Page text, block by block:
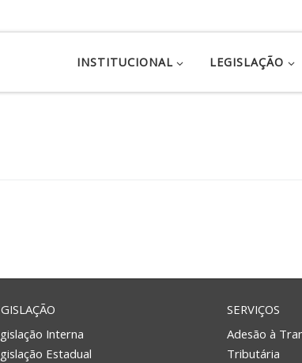
INSTITUCIONAL LEGISLAÇÃO
Interna
Estadual
SERVIÇOS
Adesão à
Tributária